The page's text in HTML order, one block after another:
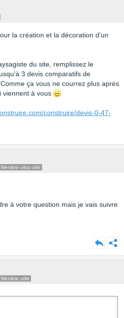
la création et la décoration d'un
du site, remplissez le
3 devis comparatifs de
ça vous ne courrez plus après
viennent à vous
construire/devis-0-47-
Membre ultra utile
à votre question mais je vais suivre
Membre utile